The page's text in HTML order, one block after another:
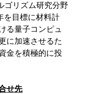
ゴリズム研究分野
を目標に材料計
る量子コンピュ
に加速させるた
金を積極的に投
せ先